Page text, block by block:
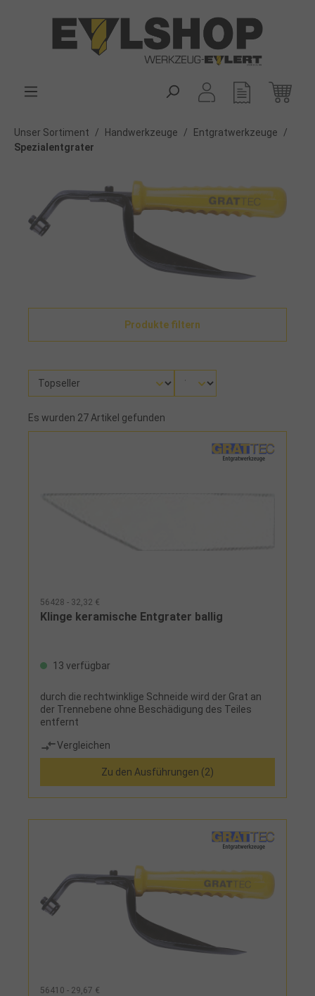
Unser Sortiment / Handwerkzeuge / Entgratwerkzeuge
/
Spezialentgrater
Produkte filtern
Es wurden 27 Artikel gefunden
56428 - 32,32 €
Klinge keramische Entgrater ballig
13 verfügbar
durch die rechtwinklige Schneide wird der Grat an
der Trennebene ohne Beschädigung des Teiles
entfernt
Vergleichen
Zu den Ausführungen (2)
56410 - 29,67 €